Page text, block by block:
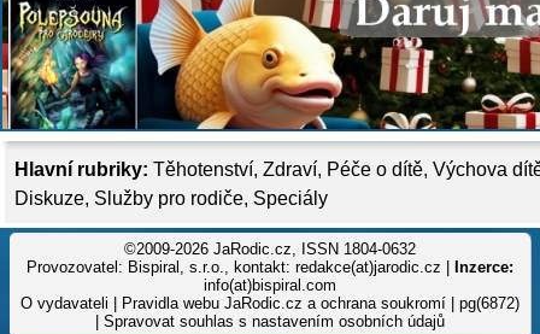
Hlavní rubriky: Těhotenství, Zdraví, Péče o dítě, Výchova
Diskuze, Služby pro rodiče, Speciály
©2009-2026 JaRodic.cz, ISSN 1804-0632
Provozovatel: Bispiral, s.r.o., kontakt: redakce(at)jarodic.cz |
Inzerce:
info(at)bispiral.com
O vydavateli
Pravidla webu JaRodic.cz a ochrana soukromí | pg(6872)
Spravovat souhlas s nastavením osobních údajů